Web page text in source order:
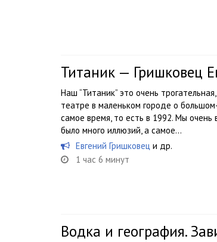
Титаник — Гришковец
Наш “Титаник” это очень
театре в маленьком городе о
самое время, то есть в 1992. Мы очень
было много иллюзий, а самое...
Евгений Гришковец и др.
1 час 6 минут
Водка и география.